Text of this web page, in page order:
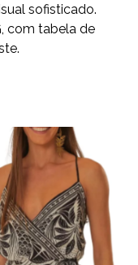
sofisticado.
com tabela de